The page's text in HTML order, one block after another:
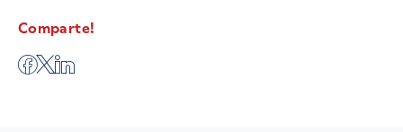
Comparte!